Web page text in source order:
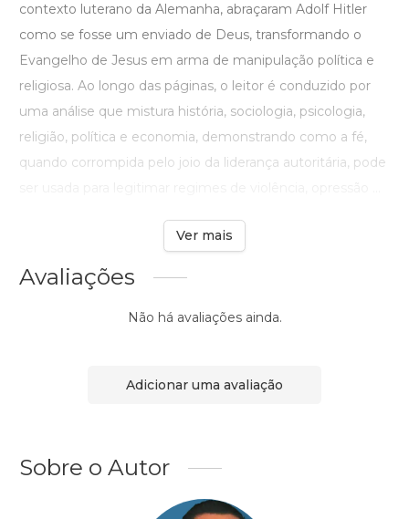
contexto luterano da Alemanha, abraçaram Adolf Hitler
como se fosse um enviado de Deus, transformando o
Evangelho de Jesus em arma de manipulação política e
religiosa. Ao longo das páginas, o leitor é conduzido por
uma análise que mistura história, sociologia, psicologia,
religião, política e economia, demonstrando como a fé,
quando corrompida pelo joio da liderança autoritária, pode
Ver mais
Avaliações
Não há avaliações ainda.
Adicionar uma avaliação
Sobre o Autor